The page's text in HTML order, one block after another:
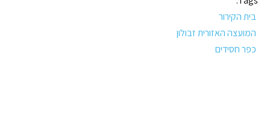
בית הקירור
המועצה האזורית זבולון
כפר חסידים